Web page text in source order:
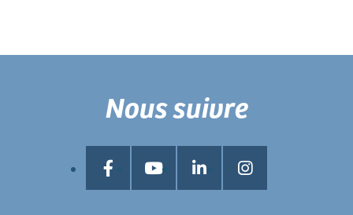
Nous suivre